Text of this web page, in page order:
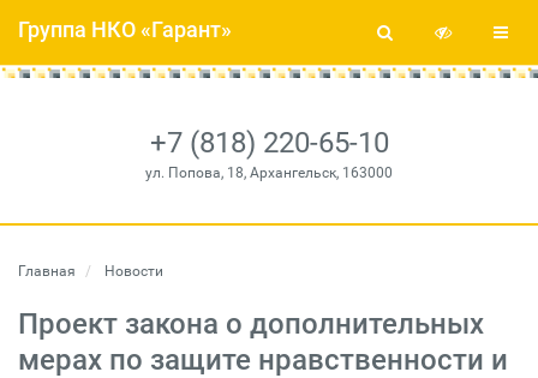
+7 (818) 220-65-10
ул. Попова, 18, Архангельск, 163000
Группа НКО «Гарант»
Главная Новости
Проект закона о дополнительных
мерах по защите нравственности и